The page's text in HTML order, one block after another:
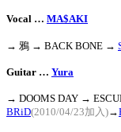
Vocal … MA$AKI
→ 鴉 → BACK BONE →
Guitar … Yura
→ DOOMS DAY →
BRiD(2010/04/23加入)→